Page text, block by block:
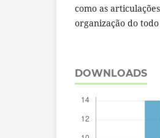
como as
organização do
DOWNLOADS